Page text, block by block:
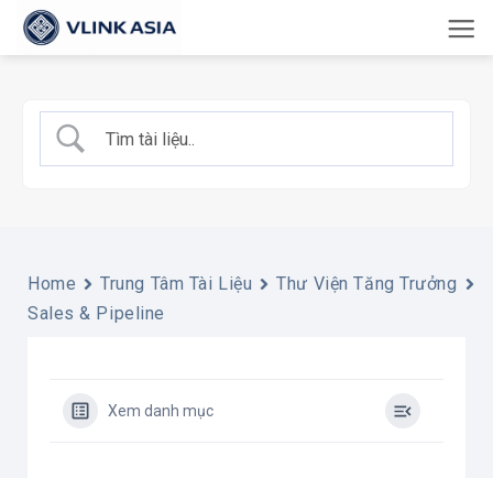
qua
dung
Home Trung Tâm Tài Liệu
Thư Viện Tăng Trưởng
Sales & Pipeline
Xem danh mục